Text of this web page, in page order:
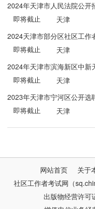
2024年天津市人民法院公
即将截止
天津
2024天津市部分区社区工作
即将截止
天津
2024年天津市滨海新区中新
指导员5名
即将截止
天津
2023年天津市宁河区公开选
即将截止
天津
网站首页 关于
社区工作者考试网（
出版物经营许可